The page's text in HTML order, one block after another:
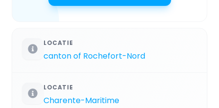
LOCATIE
canton of Rochefort-Nord
LOCATIE
Charente-Maritime